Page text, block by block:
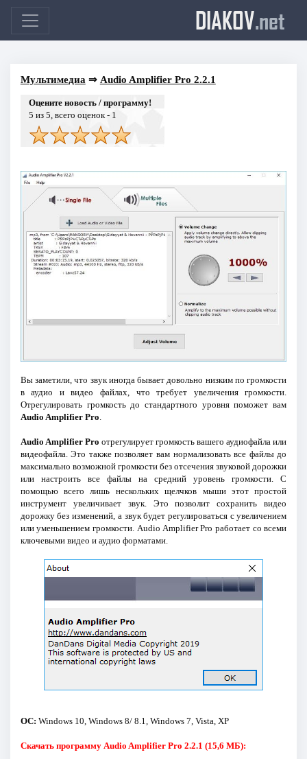
DIAKOV.net
Мультимедиа ⇒ Audio Amplifier Pro 2.2.1
Оцените новость / программу!
5 из 5, всего оценок - 1
Вы заметили, что звук иногда бывает довольно низким по громкости
в аудио и видео файлах, что требует увеличения громкости.
Отрегулировать громкость до стандартного уровня поможет вам
Audio Amplifier Pro.
Audio Amplifier Pro отрегулирует громкость вашего аудиофайла или
видеофайла. Это также позволяет вам нормализовать все файлы до
максимально возможной громкости без отсечения звуковой дорожки
или настроить все файлы на средний уровень громкости. С
помощью всего лишь нескольких щелчков мыши этот простой
инструмент увеличивает звук. Это позволит сохранить видео
дорожку без изменений, а звук будет регулироваться с увеличением
или уменьшением громкости. Audio Amplifier Pro работает со всеми
ключевыми видео и аудио форматами.
ОС: Windows 10, Windows 8/ 8.1, Windows 7, Vista, XP
Скачать программу Audio Amplifier Pro 2.2.1 (15,6 МБ):